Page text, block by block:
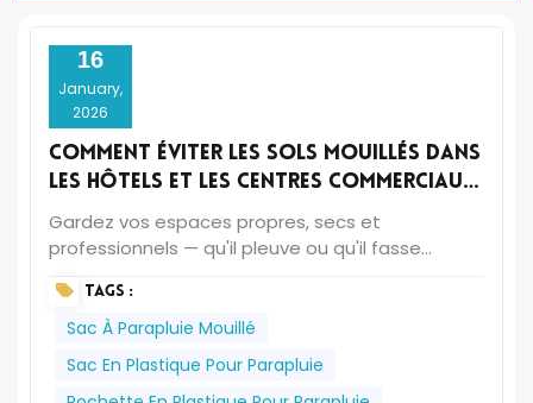
16
January,
2026
Comment éviter les sols mouillés dans
les hôtels et les centres commerciaux
Gardez vos espaces propres, secs et
professionnels — qu'il pleuve ou qu'il fasse
avec moquettes détrempées, carrelages
glissants ou entrées encombrées. Pour les
hôtels, les centres commerciaux, les immeubles
de bureaux, les aéroports et même les hôpitaux,
TAGS :
Sac À Parapluie Mouillé
Sac En Plastique Pour Parapluie